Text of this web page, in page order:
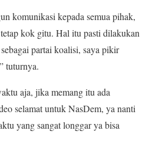
komunikasi kepada semua pihak,
kok gitu. Hal itu pasti dilakukan
partai koalisi, saya pikir
tuturnya.
aja, jika memang itu ada
selamat untuk NasDem, ya nanti
yang sangat longgar ya bisa